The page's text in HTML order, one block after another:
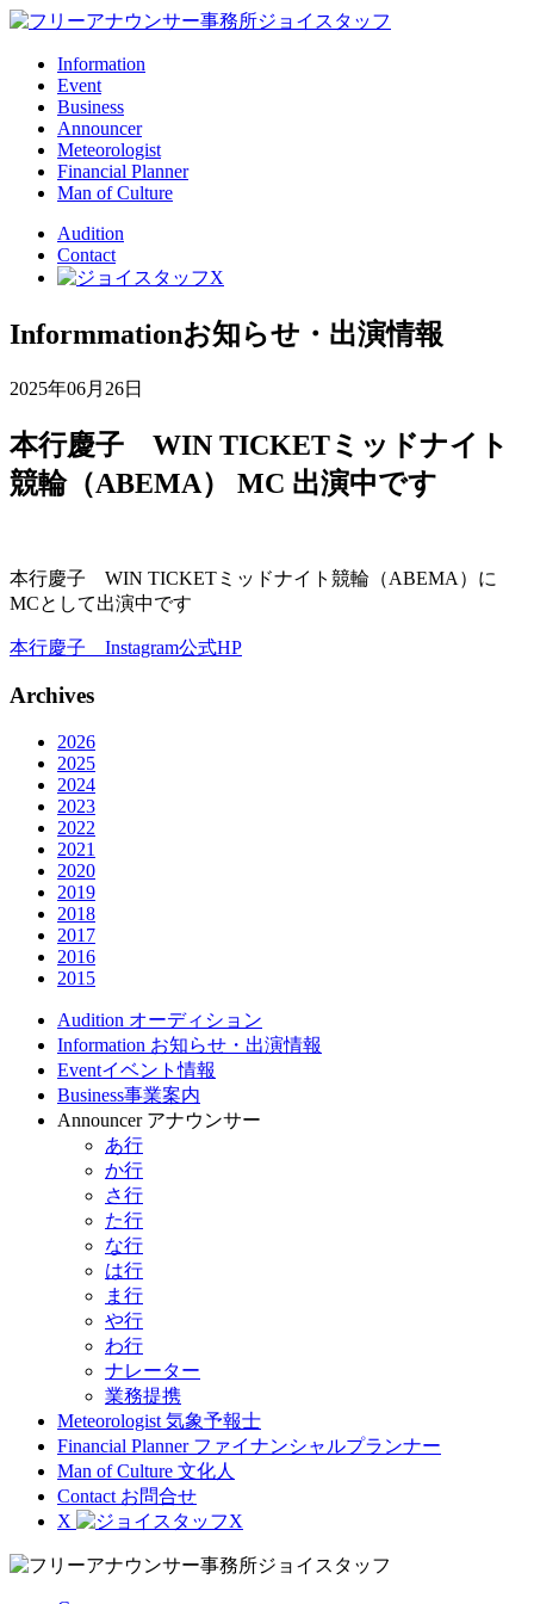
Information
Event
Business
Announcer
Meteorologist
Financial Planner
Man of Culture
Audition
Contact
Informmationお知らせ・出演情報
2025年06月26日
本行慶子 WIN TICKETミッドナイト
競輪（ABEMA） MC 出演中です
本行慶子 WIN TICKETミッドナイト競輪（ABEMA）に
MCとして出演中です
本行慶子 Instagram公式HP
Archives
2026
2025
2024
2023
2022
2021
2020
2019
2018
2017
2016
2015
Audition オーディション
Information お知らせ・出演情報
Eventイベント情報
Business事業案内
Announcer アナウンサー
あ行
か行
さ行
た行
な行
は行
ま行
や行
わ行
ナレーター
業務提携
Meteorologist 気象予報士
Financial Planner ファイナンシャルプランナー
Man of Culture 文化人
Contact お問合せ
X